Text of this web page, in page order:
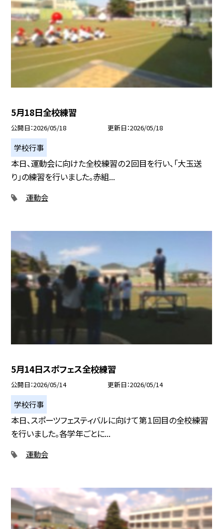
5月18日全校練習
公開日 2026/05/18 更新日 2026/05/18
学校行事
本日、運動会に向けた全校練習の２回目を行い、「大玉送
り」の練習を行いました。赤組...
運動会
5月14日スポフェス全校練習
公開日 2026/05/14 更新日 2026/05/14
学校行事
本日、スポーツフェスティバルに向けて第１回目の全校練習
を行いました。各学年ごとに...
運動会